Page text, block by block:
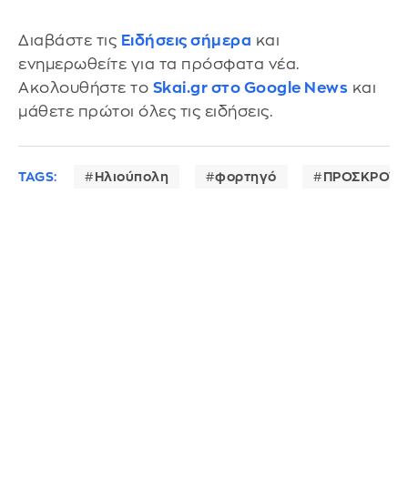
Διαβάστε τις Ειδήσεις σήμερα και
ενημερωθείτε για τα πρόσφατα νέα.
Ακολουθήστε το Skai.gr στο Google News και
μάθετε πρώτοι όλες τις ειδήσεις.
TAGS: Ηλιούπολη φορτηγό